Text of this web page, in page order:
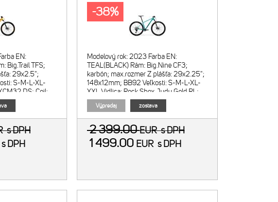
EN:
Big.Trail TFS;
29x2.5";
S-M-L-XL-
DS; Coil;
46m
s DPH
s DPH
Modelový rok: 2023 Farba EN:
TEAL(BLACK) Rám: Big.Nine CF3;
karbón; max.rozmer Z plášťa: 29x2.25";
148x12mm; BB92 Veľkosti: S-M-L-XL-
XXL Vidlica: Rock Shox Judy Gold RL;
vzduchová; zdvih 100mm;
Výpredaj zostava
-38%
2 399.00EURs DPH
1 499.00 EUR s DPH